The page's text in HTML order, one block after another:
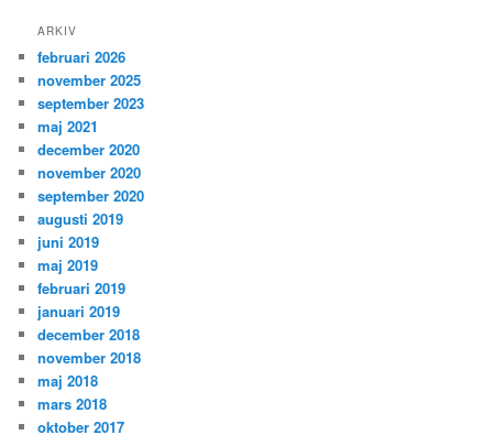
ARKIV
februari 2026
november 2025
september 2023
maj 2021
december 2020
november 2020
september 2020
augusti 2019
juni 2019
maj 2019
februari 2019
januari 2019
december 2018
november 2018
maj 2018
mars 2018
oktober 2017